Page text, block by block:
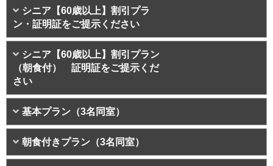
シニア【60歳以上】割引プラ
ン・証明証をご提示ください
シニア【60歳以上】割引プラン
（朝食付） 証明証をご提示くだ
さい
基本プラン（3名同室）
朝食付きプラン（3名同室）